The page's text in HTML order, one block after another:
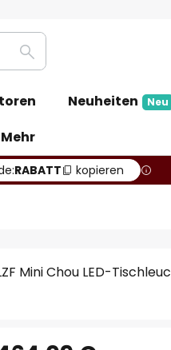
Suche
Neuheiten Neu
Mehr
RABATT kopieren
Mini Chou LED-